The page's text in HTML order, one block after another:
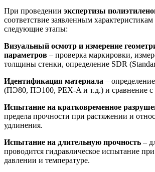
При проведении экспертизы
соответствие заявленным
следующие этапы:
Визуальный осмотр и измерение
параметров – проверка маркировки,
толщины стенки, определение SDR
Идентификация материала –
(ПЭ80, ПЭ100, PEX-A и т.д.) и сравнение с
Испытание на кратковременное
предела прочности при растяжении и
удлинения.
Испытание на длительную прочность –
проводится гидравлическое испытание
давлении и температуре.